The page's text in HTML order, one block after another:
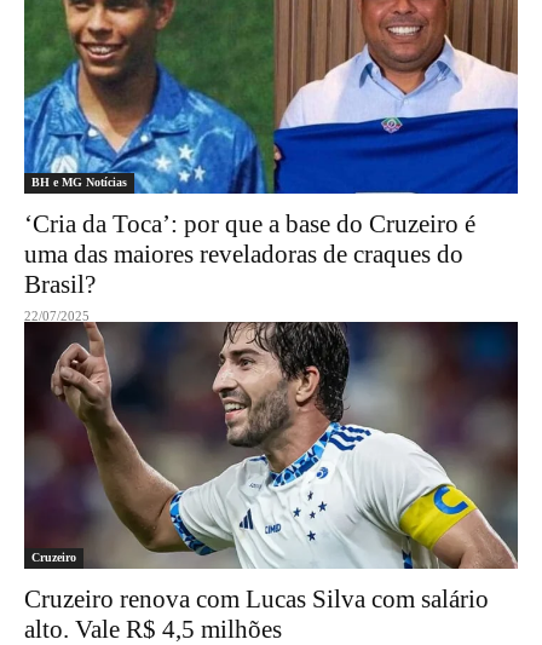
BH e MG Notícias
‘Cria da Toca’: por que a base do Cruzeiro é
uma das maiores reveladoras de craques do
Brasil?
22/07/2025
Cruzeiro
Cruzeiro renova com Lucas Silva com salário
alto. Vale R$ 4,5 milhões